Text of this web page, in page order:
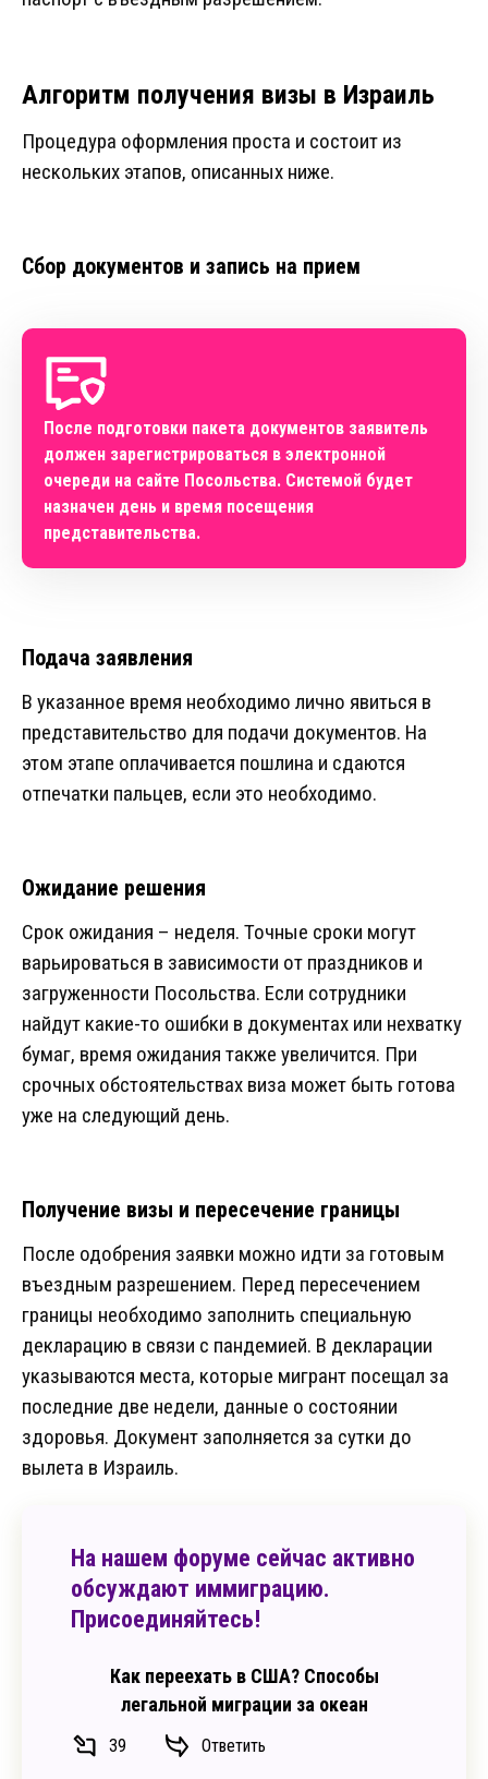
Алгоритм получения визы в Израиль
Процедура оформления проста и состоит из
нескольких этапов, описанных ниже.
Сбор документов и запись на прием
После подготовки пакета документов заявитель
должен зарегистрироваться в электронной
очереди на сайте Посольства. Системой будет
назначен день и время посещения
представительства.
Подача заявления
В указанное время необходимо лично явиться в
представительство для подачи документов. На
этом этапе оплачивается пошлина и сдаются
отпечатки пальцев, если это необходимо.
Ожидание решения
Срок ожидания – неделя. Точные сроки могут
варьироваться в зависимости от праздников и
загруженности Посольства. Если сотрудники
найдут какие-то ошибки в документах или нехватку
бумаг, время ожидания также увеличится. При
срочных обстоятельствах виза может быть готова
уже на следующий день.
Получение визы и пересечение границы
После одобрения заявки можно идти за готовым
въездным разрешением. Перед пересечением
границы необходимо заполнить специальную
декларацию в связи с пандемией. В декларации
указываются места, которые мигрант посещал за
последние две недели, данные о состоянии
здоровья. Документ заполняется за сутки до
вылета в Израиль.
На нашем форуме сейчас активно
обсуждают иммиграцию.
Присоединяйтесь!
Как переехать в США? Способы
легальной миграции за океан
39 Ответить